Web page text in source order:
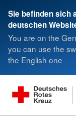
Sie befinden sich
deutschen
You are on the
you can use the
the English one